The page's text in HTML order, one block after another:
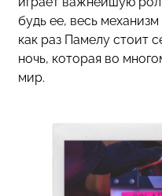
будь ее, весь
как раз Памелу стоит
ночь, которая во
мир.